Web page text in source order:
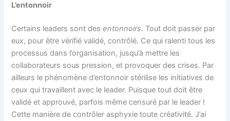
L’entonnoir
Certains leaders sont des entonnoirs. Tout doit passer par
eux, pour être vérifié validé, contrôlé. Ce qui ralenti tous les
processus dans l’organisation, jusqu’à mettre les
collaborateurs sous pression, et provoquer des crises. Par
ailleurs le phénomène d’entonnoir stérilise les initiatives de
ceux qui travaillent avec le leader. Puisque tout doit être
validé et approuvé, parfois même censuré par le leader !
Cette manière de contrôler asphyxie toute créativité. J’ai